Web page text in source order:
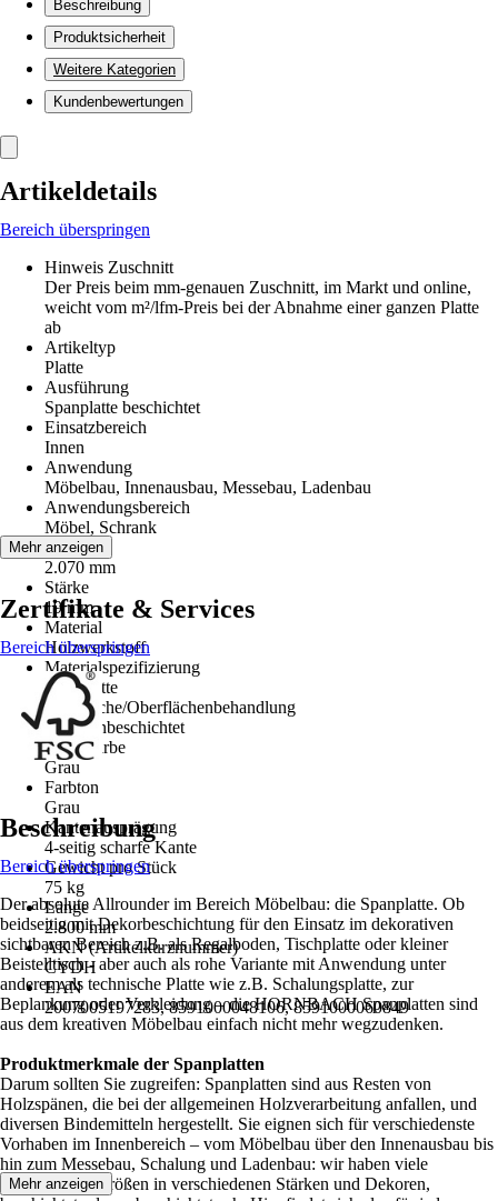
Beschreibung
Produktsicherheit
Weitere Kategorien
Kundenbewertungen
Artikeldetails
Bereich überspringen
Hinweis Zuschnitt
Der Preis beim mm-genauen Zuschnitt, im Markt und online,
weicht vom m²/lfm-Preis bei der Abnahme einer ganzen Platte
ab
Artikeltyp
Platte
Ausführung
Spanplatte beschichtet
Einsatzbereich
Innen
Anwendung
Möbelbau, Innenausbau, Messebau, Ladenbau
Anwendungsbereich
Möbel, Schrank
Breite
2.070 mm
Stärke
19 mm
Material
Holzwerkstoff
Materialspezifizierung
Spanplatte
Oberfläche/Oberflächenbehandlung
Melaminbeschichtet
Grundfarbe
Grau
Farbton
Grau
Kantenausprägung
4-seitig scharfe Kante
Gewicht pro Stück
75 kg
Länge
2.800 mm
AKN (Artikelkurznummer)
CYDH
EAN
2007005197283, 8591000048106, 8591000060849
Mehr anzeigen
Zertifikate & Services
Bereich überspringen
Beschreibung
Bereich überspringen
Der absolute Allrounder im Bereich Möbelbau: die Spanplatte. Ob
beidseitig mit Dekorbeschichtung für den Einsatz im dekorativen
sichtbaren Bereich z.B. als Regalboden, Tischplatte oder kleiner
Beistelltisch - aber auch als rohe Variante mit Anwendung unter
anderem als technische Platte wie z.B. Schalungsplatte, zur
Beplankung oder Verkleidung – die HORNBACH Spanplatten sind
aus dem kreativen Möbelbau einfach nicht mehr wegzudenken.
Produktmerkmale der Spanplatten
Darum sollten Sie zugreifen: Spanplatten sind aus Resten von
Holzspänen, die bei der allgemeinen Holzverarbeitung anfallen, und
diversen Bindemitteln hergestellt. Sie eignen sich für verschiedenste
Vorhaben im Innenbereich – vom Möbelbau über den Innenausbau bis
hin zum Messebau, Schalung und Ladenbau: wir haben viele
verschiedene Größen in verschiedenen Stärken und Dekoren,
Mehr anzeigen